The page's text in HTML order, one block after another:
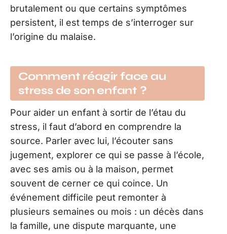
brutalement ou que certains symptômes
persistent, il est temps de s’interroger sur
l’origine du malaise.
Comment réagir face au
stress de son enfant ?
Pour aider un enfant à sortir de l’étau du
stress, il faut d’abord en comprendre la
source. Parler avec lui, l’écouter sans
jugement, explorer ce qui se passe à l’école,
avec ses amis ou à la maison, permet
souvent de cerner ce qui coince. Un
événement difficile peut remonter à
plusieurs semaines ou mois : un décès dans
la famille, une dispute marquante, une